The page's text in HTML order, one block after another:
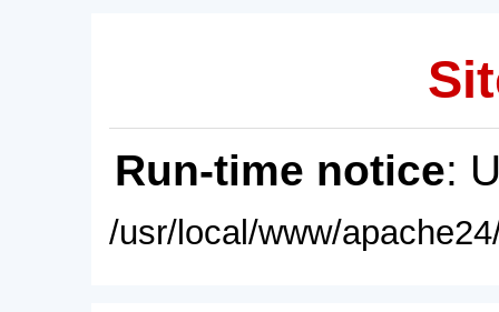
Run-time notice:
/usr/local/www/